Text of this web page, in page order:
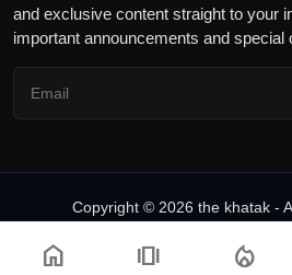
and exclusive content straight to your
important announcements and special
Copyright © 2026 the khatak -
Fact-Checking
home amp_stories local_fire_department